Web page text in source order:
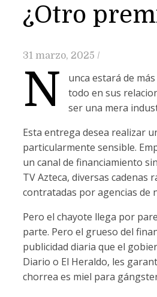
¿Otro
31 marzo, 2025 /
N
unca estará de
todo en sus
ser una mera
Esta entrega desea realizar
particularmente sensible.
un canal de financiamiento
TV Azteca, diversas cadenas
contratadas por agencias de
Pero el chayote llega por
parte. Pero el grueso del
publicidad diaria que el
Diario o El Heraldo, les
chorrea es miel para